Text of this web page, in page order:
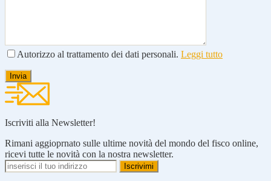
Autorizzo al trattamento dei dati personali. Leggi tutto
Iscriviti alla Newsletter!
Rimani aggioprnato sulle ultime novità del mondo del fisco online,
ricevi tutte le novità con la nostra newsletter.